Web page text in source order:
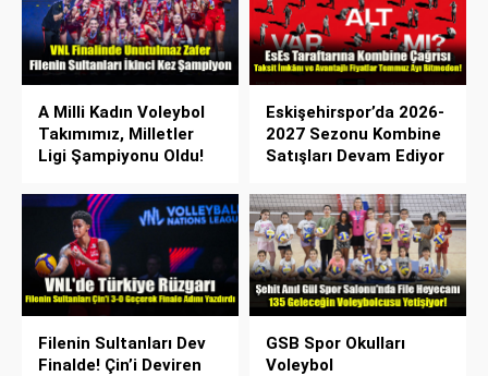
A Milli Kadın Voleybol
Takımımız, Milletler
Ligi Şampiyonu Oldu!
Eskişehirspor’da 2026-
2027 Sezonu Kombine
Satışları Devam Ediyor
Filenin Sultanları Dev
Finalde! Çin’i Deviren
GSB Spor Okulları
Voleybol